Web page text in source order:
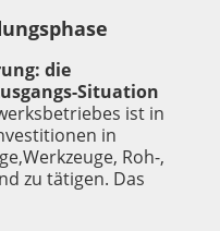
die
Situation
ist in
in
Roh-,
zu tätigen. Das